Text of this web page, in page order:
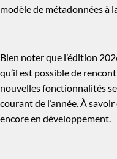
modèle de métadonnées à
Bien noter que l’édition
qu’il est possible de
nouvelles fonctionnalités
courant de l’année. À
encore en développement.